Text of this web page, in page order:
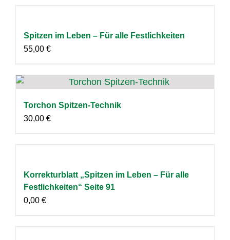
Spitzen im Leben – Für alle Festlichkeiten
55,00 €
Torchon Spitzen-Technik
30,00 €
Korrekturblatt „Spitzen im Leben – Für alle
Festlichkeiten“ Seite 91
0,00 €